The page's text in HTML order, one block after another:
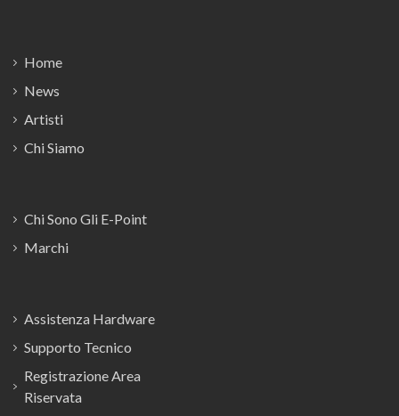
Home
News
Artisti
Chi Siamo
Chi Sono Gli E-Point
Marchi
Assistenza Hardware
Supporto Tecnico
Registrazione Area
Riservata